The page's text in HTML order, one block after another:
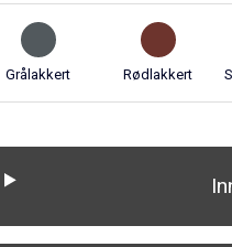
Grålakkert Rødlakkert